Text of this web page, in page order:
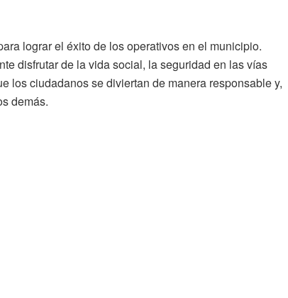
lograr el éxito de los operativos en el municipio.
disfrutar de la vida social, la seguridad en las vías
los ciudadanos se diviertan de manera responsable y,
demás.